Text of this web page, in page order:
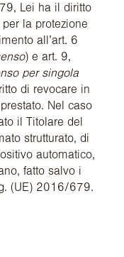
Lei ha il diritto
la protezione
all’art. 6
) e art. 9,
per singola
di revocare in
Nel caso
il Titolare del
strutturato, di
automatico,
fatto salvo i
(UE) 2016/679.